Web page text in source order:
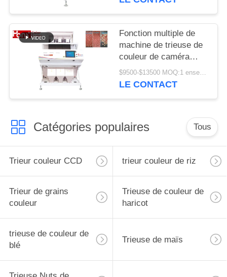
Fonction multiple de
machine de trieuse de
couleur de caméra
CCD d'arachide de 3
descendeurs
$9500-$13500 MOQ:1 ensemble
LE CONTACT
Catégories populaires Tous
Trieur couleur CCD trieur couleur de riz
Trieur de grains
couleur
Trieuse de couleur de
haricot
trieuse de couleur de
blé
Trieuse de maïs